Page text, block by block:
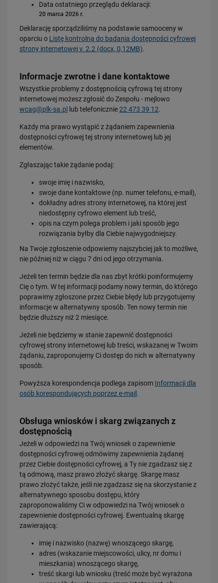
Data ostatniego przeglądu deklaracji:
20 marca 2026 r.
Deklarację sporządziliśmy na podstawie samooceny w
oparciu o Listę kontrolną do badania dostępności cyfrowej
strony internetowej v. 2.2 (docx, 0,12MB).
Informacje zwrotne i dane kontaktowe
Wszystkie problemy z dostępnością cyfrową tej strony
internetowej możesz zgłosić doZespołu - mejlowo
wcag@plk-sa.pl
lub telefonicznie22 473 39 12.
Każdy ma prawo wystąpić z żądaniem zapewnienia
dostępności cyfrowej tej strony internetowej lub jej
elementów.
Zgłaszając takie żądanie podaj:
swoje imię i nazwisko,
swoje dane kontaktowe (np. numer telefonu, e-mail),
dokładny adres strony internetowej, na której jest
niedostępny cyfrowo element lub treść,
opis na czym polega problem i jaki sposób jego
rozwiązania byłby dla Ciebie najwygodniejszy.
Na Twoje zgłoszenie odpowiemy najszybciej jak to możliwe,
nie później niż w ciągu 7 dni od jego otrzymania.
Jeżeli ten termin będzie dla nas zbyt krótki poinformujemy
Cię o tym. W tej informacji podamy nowy termin, do którego
poprawimy zgłoszone przez Ciebie błędy lub przygotujemy
informacje w alternatywny sposób. Ten nowy termin nie
będzie dłuższy niż 2 miesiące.
Jeżeli nie będziemy w stanie zapewnić dostępności
cyfrowej strony internetowej lub treści, wskazanej w Twoim
żądaniu, zaproponujemy Ci dostęp do nich w alternatywny
sposób.
Powyższa korespondencja podlega zapisom Informacji dla
osób korespondujących poprzez e-mail .
Obsługa wniosków i skarg związanych z
dostępnością
Jeżeli w odpowiedzi na Twój wniosek o zapewnienie
dostępności cyfrowej odmówimy zapewnienia żądanej
przez Ciebie dostępności cyfrowej, a Ty nie zgadzasz się z
tą odmową, masz prawo złożyć skargę. Skargę masz
prawo złożyć także, jeśli nie zgadzasz się na skorzystanie z
alternatywnego sposobu dostępu, który
zaproponowaliśmy Ci w odpowiedzi na Twój wniosek o
zapewnienie dostępności cyfrowej. Ewentualną skargę
zawierającą:
imię i nazwisko (nazwę) wnoszącego skargę,
adres (wskazanie miejscowości, ulicy, nr domu i
mieszkania) wnoszącego skargę,
treść skargi lub wniosku (treść może być wyrażona